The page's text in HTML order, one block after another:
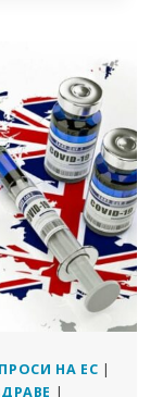
НА ЕС |
|